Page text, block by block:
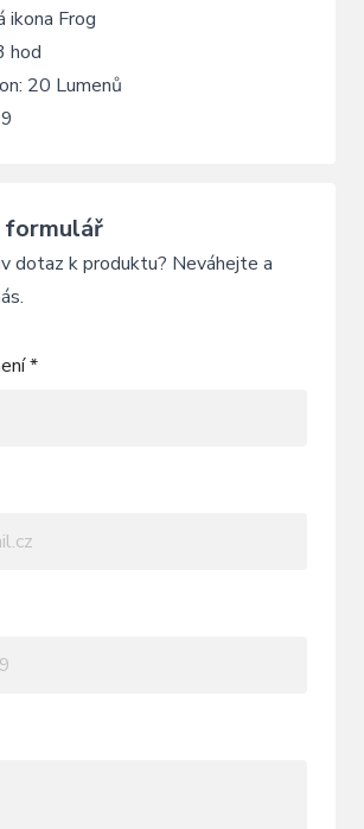
ikona Frog
hod
20 Lumenů
formulář
dotaz k produktu? Neváhejte a
*